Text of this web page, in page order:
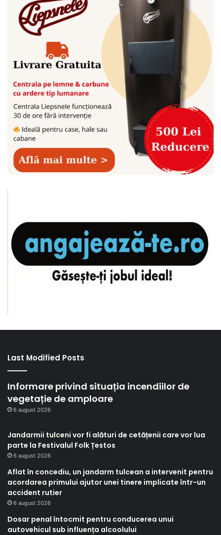
Last Modified Posts
Informare privind situația incendiilor de
vegetație de amploare
6 august 2026
Jandarmii tulceni vor fi alături de cetățenii care vor lua
parte la Festivalul Folk Țestos
6 august 2026
Aflat în concediu, un jandarm tulcean a intervenit pentru
acordarea primului ajutor unei tinere implicate într-un
accident rutier
6 august 2026
Dosar penal întocmit pentru conducerea unui
autovehicul sub influența alcoolului